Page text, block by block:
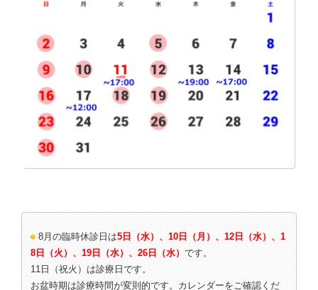
8月の臨時休診日は5日（水）、10日（月）、12日（水）、1
8日（火）、19日（水）、26日（水） です。
11日（祝火）は診療日です。
お盆時期は診療時間が変則的です。カレンダーをご確認くだ